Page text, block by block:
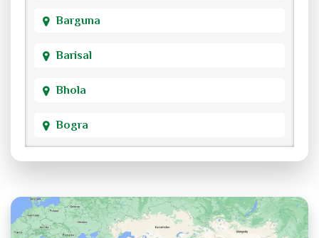
Barguna
Barisal
Bhola
Bogra
Brahmanbaria
Chandpur
Chittagong